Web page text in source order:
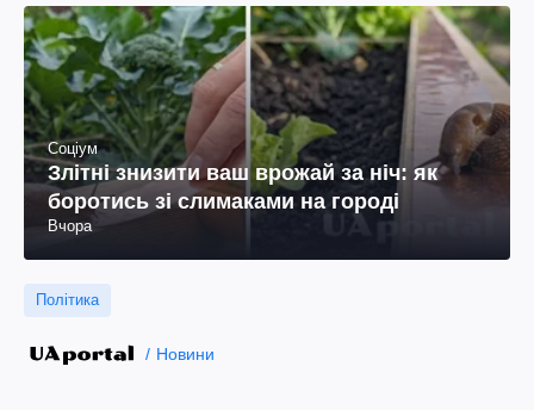
Соціум
Злітні знизити ваш врожай за ніч: як
боротись зі слимаками на городі
Вчора
Політика
Новини